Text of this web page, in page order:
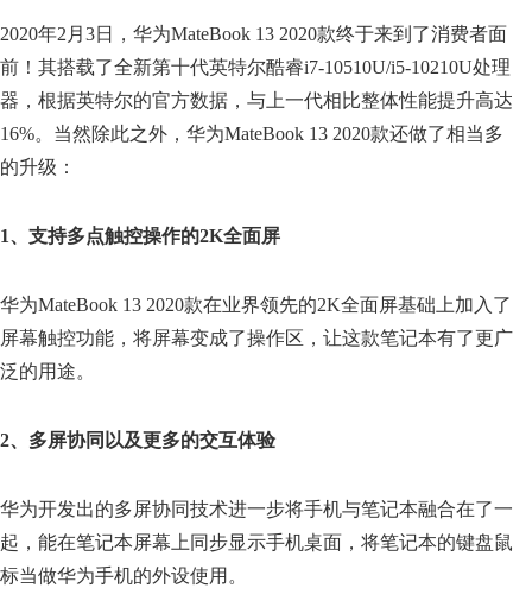
2020年2月3日，华为MateBook 13 2020款终于来到了消费者面
前！其搭载了全新第十代英特尔酷睿i7-10510U/i5-10210U处理
器，根据英特尔的官方数据，与上一代相比整体性能提升高达
16%。当然除此之外，华为MateBook 13 2020款还做了相当多
的升级：
1、支持多点触控操作的2K全面屏
华为MateBook 13 2020款在业界领先的2K全面屏基础上加入了
屏幕触控功能，将屏幕变成了操作区，让这款笔记本有了更广
泛的用途。
2、多屏协同以及更多的交互体验
华为开发出的多屏协同技术进一步将手机与笔记本融合在了一
起，能在笔记本屏幕上同步显示手机桌面，将笔记本的键盘鼠
标当做华为手机的外设使用。